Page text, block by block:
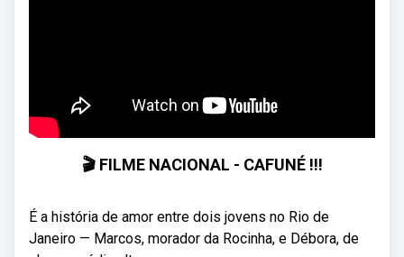
🎬 FILME NACIONAL - CAFUNÉ !!!
É a história de amor entre dois jovens no Rio de
Janeiro — Marcos, morador da Rocinha, e Débora, de